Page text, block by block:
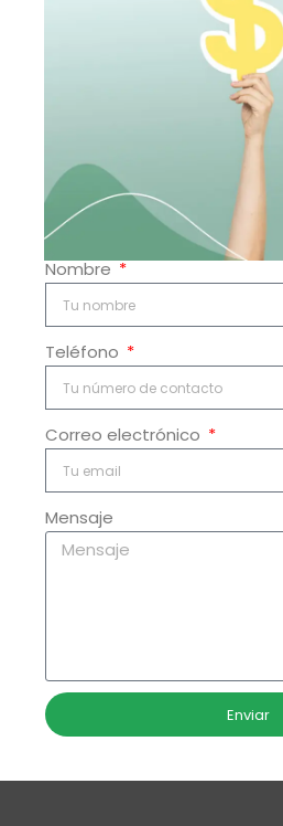
Nombre
Teléfono
Correo electrónico
Mensaje
Enviar